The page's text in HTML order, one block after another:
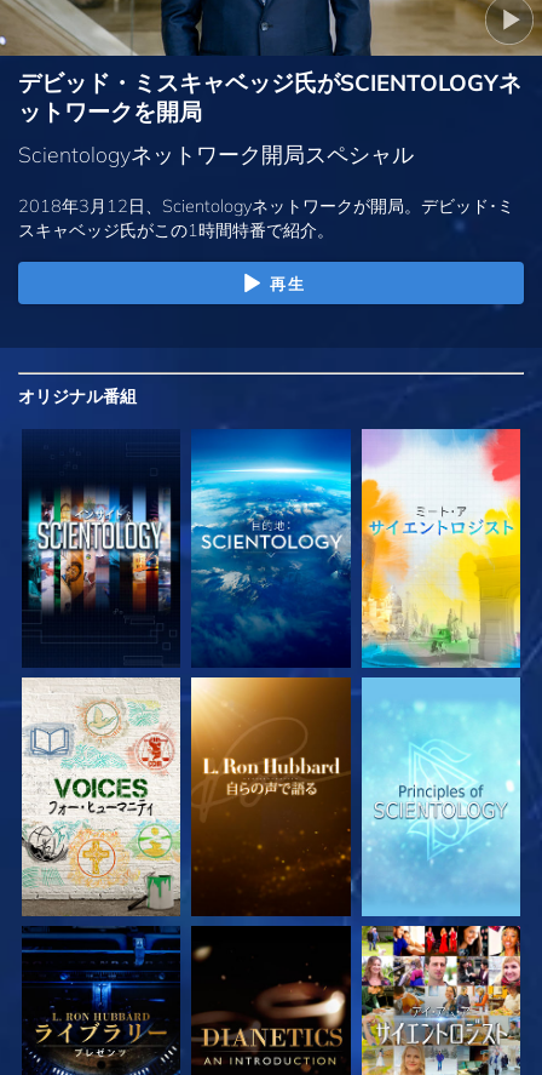
デビッド・ミスキャベッジ氏がSCIENTOLOGYネ
ットワークを開局
Scientologyネットワーク開局スペシャル
2018年3月12日、Scientologyネットワークが開局。デビッド･ミ
スキャベッジ氏がこの1時間特番で紹介。
再生
オリジナル番組
シリーズを探求 シリーズを探求 シリーズを探求
シリーズを探求 シリーズを探求 観る